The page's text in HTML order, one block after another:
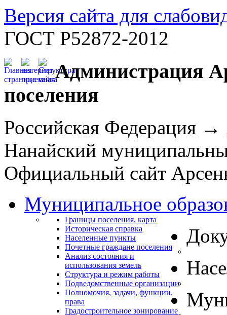
Версия сайта для
ГОСТ Р52872-2012
Администрация
поселения
Российская Федерация
Нанайский
Официальный сайт
Муниципальное
Границы поселения, карта
Историческая справка
Населенные пункты
Почетные граждане поселения
Анализ состояния и
использования земель
Структура и режим работы
Подведомственные организации
Полномочия, задачи, функции,
права
Градостроительное зонирование